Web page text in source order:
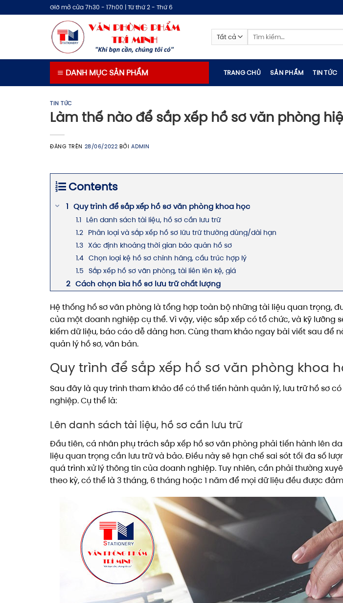
qua
Giờ mở cửa 7h30 - 17h00 | Từ thứ 2 - Thứ 6
Tìm
DANH MỤC SẢN PHẨM TRANG CHỦ SẢN PHẨM TIN TỨC
TIN TỨC
Làm thế nào để sắp xếp hồ sơ văn phòng
ĐĂNG TRÊN 28/06/2022 BỞIADMIN
Contents
Quy trình để sắp xếp hồ sơ văn phòng khoa học
Lên danh sách tài liệu, hồ sơ cần lưu trữ
Phân loại và sắp xếp hồ sơ lữu trữ thường dùng/dài hạn
Xác định khoảng thời gian bảo quản hồ sơ
Chọn loại kệ hồ sơ chính hãng, cấu trúc hợp lý
Sắp xếp hồ sơ văn phòng, tài liên lên kệ, giá
Cách chọn bìa hồ sơ lưu trữ chất lượng
Hệ thống hồ sơ văn phòng là tổng hợp toàn bộ những tài liệu quan trọng,
của một doanh nghiệp cụ thể. Vì vậy, việc sắp xếp có tổ chức, và kỹ lưỡng
kiếm dữ liệu, báo cáo dễ dàng hơn. Cùng tham khảo ngay bài viết sau để
quản lý hồ sơ, văn bản.
Quy trình để sắp xếp hồ sơ văn phòng khoa
Sau đây là quy trình tham khảo để có thể tiến hành quản lý, lưu trữ hồ sơ
nghiệp. Cụ thể là:
Lên danh sách tài liệu, hồ sơ cần lưu trữ
Đầu tiên, cá nhân phụ trách sắp xếp hồ sơ văn phòng phải tiến hành lên
liệu quan trọng cần lưu trữ và bảo. Điều này sẽ hạn chế sai sót tối đa số
quá trình xử lý thông tin của doanh nghiệp. Tuy nhiên, cần phải thường
theo kỳ, có thể là 3 tháng, 6 tháng hoặc 1 năm để mọi dữ liệu đều được